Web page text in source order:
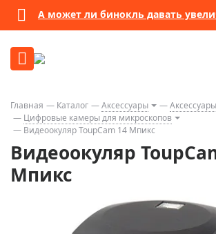
А может ли бинокль давать
Главная Каталог Аксессуары
Цифровые камеры для микроскопов
Видеоокуляр ToupCam 14 Мпикс
Видеоокуляр
Мпикс